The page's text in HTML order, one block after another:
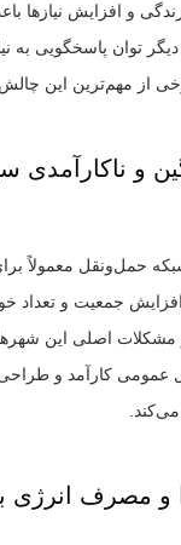
و افزایش نیازها
توان پاسخگویی به
از مهم‌ترین این
و ناکارآمدی
حمل‌ونقل معمولاً
جمعیت و تعداد
مشکلات اصلی این شهرها
کارآمد و